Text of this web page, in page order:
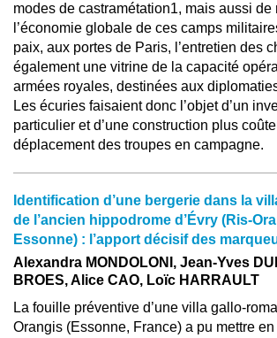
modes de castramétation1, mais aussi de
l’économie globale de ces camps
paix, aux portes de Paris, l’entretien des
également une vitrine de la capacité
armées royales, destinées aux
Les écuries faisaient donc l’objet d’un
particulier et d’une construction plus
déplacement des troupes en campagne.
Identification d’une bergerie dans la
de l’ancien hippodrome d’Évry (Ris-
Essonne) : l’apport décisif des
Alexandra MONDOLONI, Jean-Yves
BROES, Alice CAO, Loïc HARRAULT
La fouille préventive d’une villa gallo-
Orangis (Essonne, France) a pu mettre